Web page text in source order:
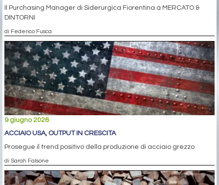
Il Purchasing Manager di Siderurgica Fiorentina a MERCATO &
DINTORNI
di Federico Fusca
9 giugno 2026
ACCIAIO USA, OUTPUT IN CRESCITA
Prosegue il trend positivo della produzione di acciaio grezzo
di Sarah Falsone